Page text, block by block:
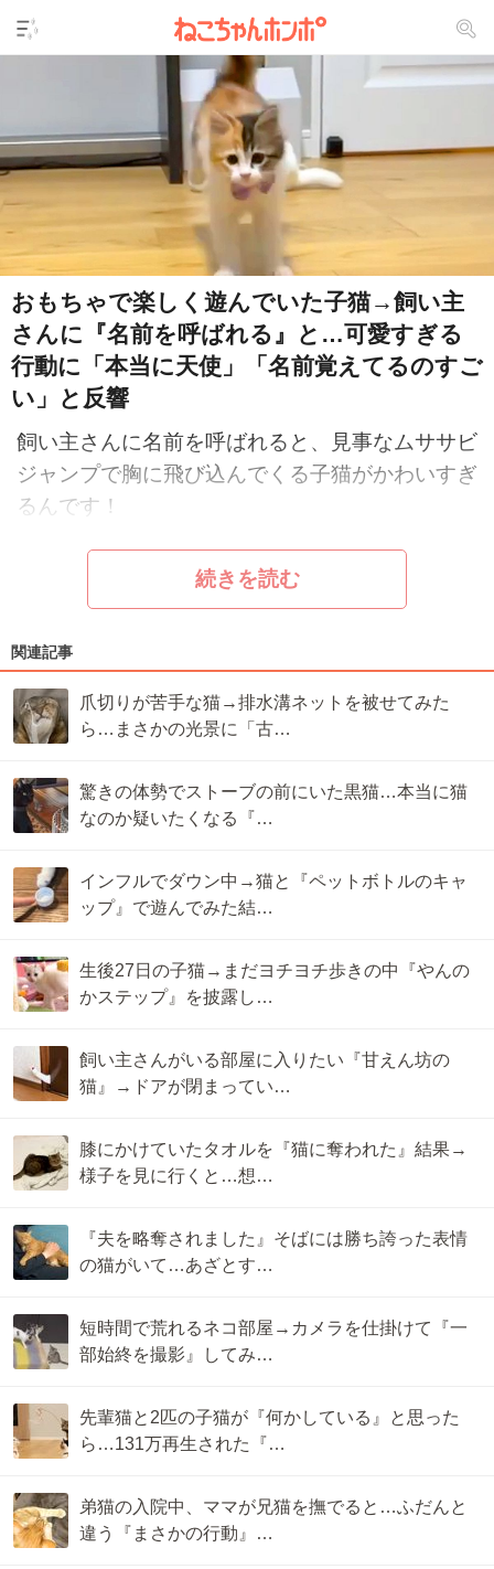
おもちゃで楽しく遊んでいた子猫→飼い主
さんに『名前を呼ばれる』と…可愛すぎる
行動に「本当に天使」「名前覚えてるのすご
い」と反響
飼い主さんに名前を呼ばれると、見事なムササビ
ジャンプで胸に飛び込んでくる子猫がかわいすぎ
るんです！
続きを読む
関連記事
爪切りが苦手な猫→排水溝ネットを被せてみた
ら…まさかの光景に「古…
驚きの体勢でストーブの前にいた黒猫…本当に猫
なのか疑いたくなる『…
インフルでダウン中→猫と『ペットボトルのキャ
ップ』で遊んでみた結…
生後27日の子猫→まだヨチヨチ歩きの中『やんの
かステップ』を披露し…
飼い主さんがいる部屋に入りたい『甘えん坊の
猫』→ドアが閉まってい…
膝にかけていたタオルを『猫に奪われた』結果→
様子を見に行くと…想…
『夫を略奪されました』そばには勝ち誇った表情
の猫がいて…あざとす…
短時間で荒れるネコ部屋→カメラを仕掛けて『一
部始終を撮影』してみ…
先輩猫と2匹の子猫が『何かしている』と思った
ら…131万再生された『…
弟猫の入院中、ママが兄猫を撫でると…ふだんと
違う『まさかの行動』…